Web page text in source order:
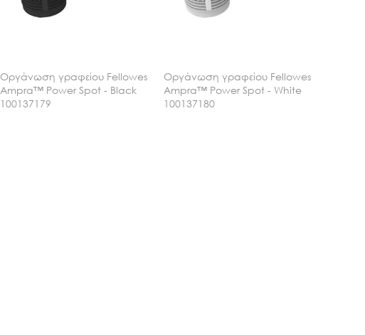
Οργάνωση γραφείου Fellowes
Ampra™ Power Spot - Black
100137179
Οργάνωση γραφείου Fellowes
Ampra™ Power Spot - White
100137180